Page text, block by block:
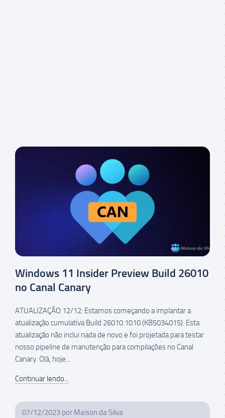
Windows 11 Insider Preview Build 26010
no Canal Canary
ATUALIZAÇÃO 12/12: Estamos começando a implantar a
atualização cumulativa Build 26010.1010 (KB5034015). Esta
atualização não inclui nada de novo e foi projetada para testar
nosso pipeline de manutenção para compilações no Canal
Canary. Olá, hoje...
Continuar lendo...
07/12/2023 por Maison da Silva